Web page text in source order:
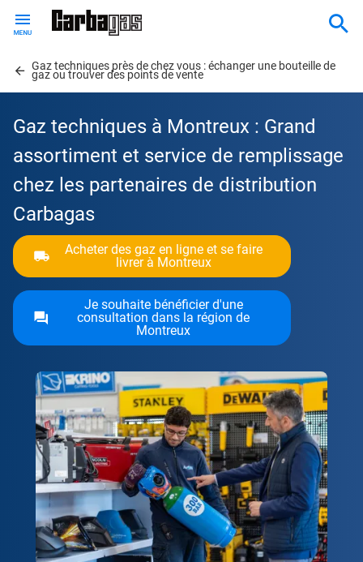
content
Gaz techniques près de chez vous : échanger une bouteille de
gaz ou trouver des points de vente
Gaz techniques à Montreux : Grand
assortiment et service de remplissage
chez les partenaires de distribution
Carbagas
Acheter des gaz en ligne et se faire
livrer à Montreux
Je souhaite bénéficier d'une
consultation dans la région de
Montreux